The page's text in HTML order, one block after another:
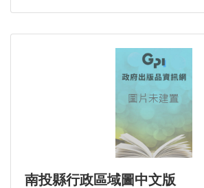
南投縣行政區域圖中文版